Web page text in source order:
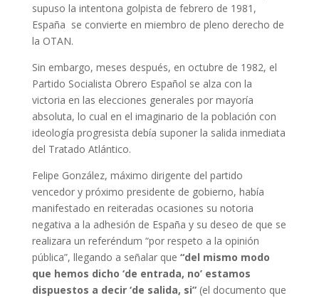
supuso la intentona golpista de febrero de 1981,
España se convierte en miembro de pleno derecho de
la OTAN.
Sin embargo, meses después, en octubre de 1982, el
Partido Socialista Obrero Español se alza con la
victoria en las elecciones generales por mayoría
absoluta, lo cual en el imaginario de la población con
ideología progresista debía suponer la salida inmediata
del Tratado Atlántico.
Felipe González, máximo dirigente del partido
vencedor y próximo presidente de gobierno, había
manifestado en reiteradas ocasiones su notoria
negativa a la adhesión de España y su deseo de que se
realizara un referéndum “por respeto a la opinión
pública”, llegando a señalar que “del mismo modo
que hemos dicho ‘de entrada, no’ estamos
dispuestos a decir ‘de salida, si”(el documento que